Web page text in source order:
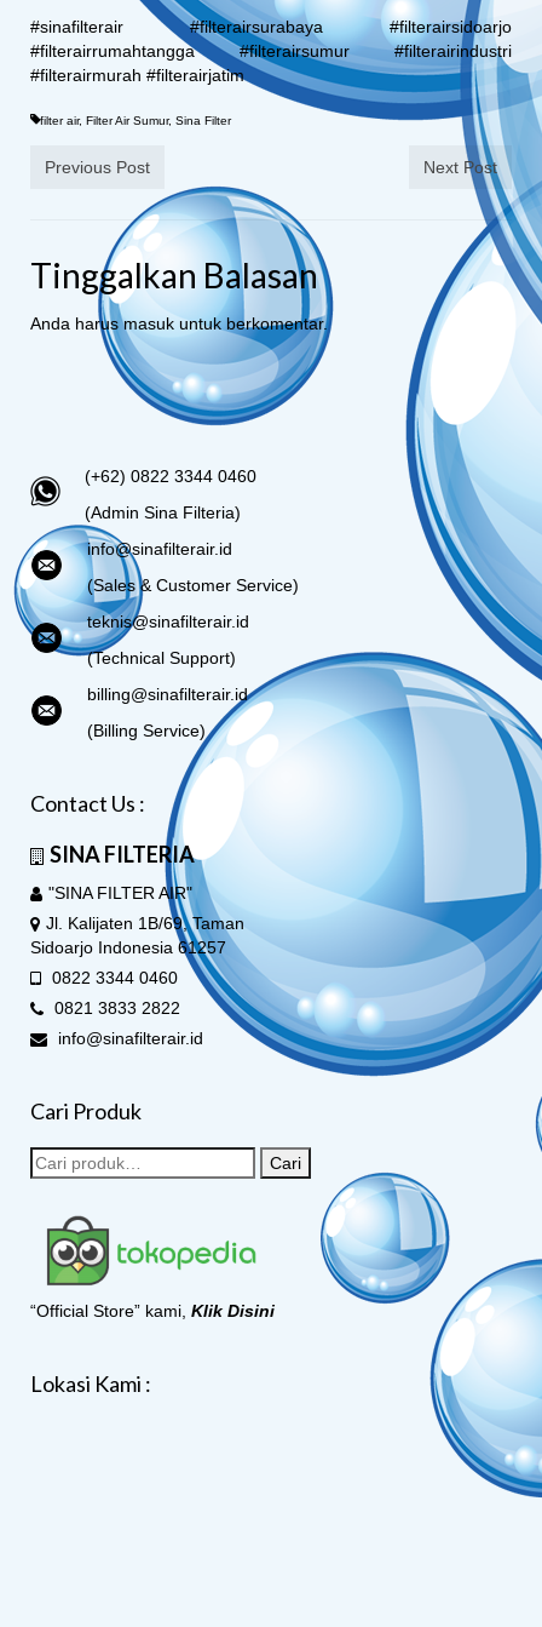
#sinafilterair #filterairsurabaya #filterairsidoarjo
#filterairrumahtangga #filterairsumur #filterairindustri
#filterairmurah #filterairjatim
filter air, Filter Air Sumur, Sina Filter
Previous Post Next Post
Tinggalkan Balasan
Anda harusmasuk untuk berkomentar.
(+62) 0822 3344 0460
(Admin Sina Filteria)
info@sinafilterair.id
(Sales & Customer Service)
teknis@sinafilterair.id
(Technical Support)
billing@sinafilterair.id
(Billing Service)
Contact Us :
SINA FILTERIA
"SINA FILTER AIR"
Jl. Kalijaten 1B/69, Taman
Sidoarjo Indonesia 61257
0822 3344 0460
0821 3833 2822
info@sinafilterair.id
Cari Produk
Cari
“Official Store” kami, Klik Disini
Lokasi Kami :